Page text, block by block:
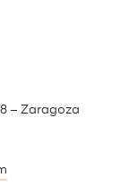
– Zaragoza